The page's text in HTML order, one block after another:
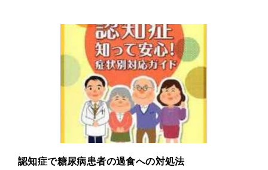
認知症で糖尿病患者の過食への対処法